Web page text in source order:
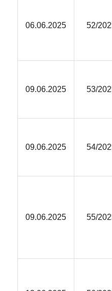
06.06.2025 52/
09.06.2025 53/
09.06.2025 54/
09.06.2025 55/